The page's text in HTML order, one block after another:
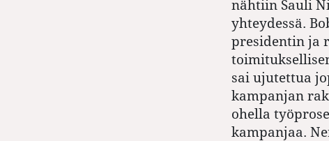
nähtiin Sauli
yhteydessä.
presidentin ja
sai ujutettua
kampanjan
ohella
kampanjaa.